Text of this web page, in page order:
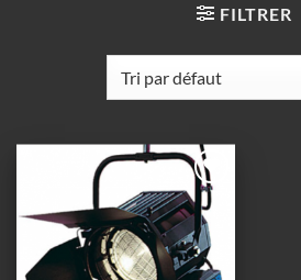
FILTRER
Ajouter
à la
wishlist